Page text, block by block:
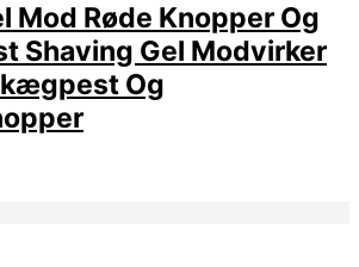
Mod Røde Knopper Og
Shaving Gel Modvirker
Og